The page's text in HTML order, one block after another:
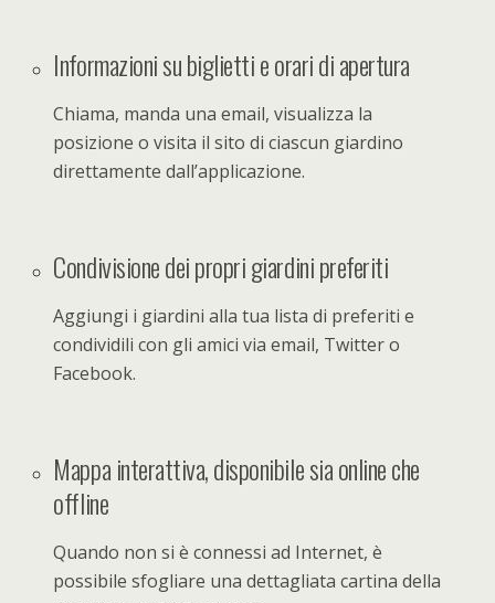
Informazioni su biglietti e orari di apertura
Chiama, manda una email, visualizza la
posizione o visita il sito di ciascun giardino
direttamente dall’applicazione.
Condivisione dei propri giardini preferiti
Aggiungi i giardini alla tua lista di preferiti e
condividili con gli amici via email, Twitter o
Facebook.
Mappa interattiva, disponibile sia online che
offline
Quando non si è connessi ad Internet, è
possibile sfogliare una dettagliata cartina della